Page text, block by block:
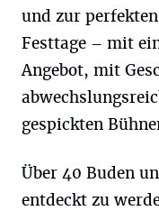
und zur
Festtage – mit
Angebot, mit
gespickten
Über 40 Buden
entdeckt zu